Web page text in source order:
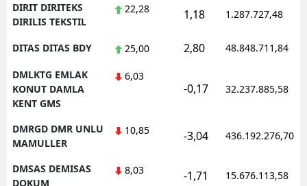
DIRIT DIRITEKS
DIRILIS TEKSTIL
22,28 1,18 1.287.727,48
DITAS DITAS BDY 25,00 2,80 48.848.711,84
DMLKTG EMLAK
KONUT DAMLA
KENT GMS
6,03
-0,17 32.237.885,58
DMRGD DMR UNLU
MAMULLER
10,85 -3,04 436.192.276,70
DMSAS DEMISAS
DOKUM
8,03 -1,71 15.676.113,58